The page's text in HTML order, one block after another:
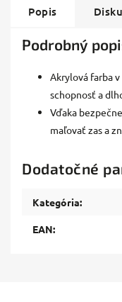
Popis
Podrobný
Akrylová farba
schopnosť a
Vďaka
maľovať zas a
Dodatočné
Kategória:
EAN: